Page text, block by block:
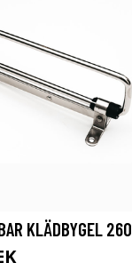
KLÄDBYGEL 260